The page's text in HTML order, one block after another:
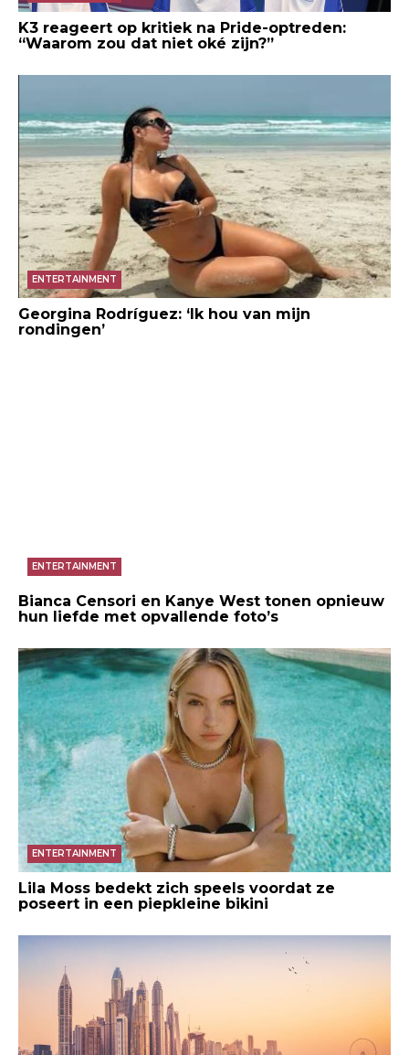
K3 reageert op kritiek na Pride-optreden:
“Waarom zou dat niet oké zijn?”
ENTERTAINMENT
Georgina Rodríguez: ‘Ik hou van mijn
rondingen’
ENTERTAINMENT
Bianca Censori en Kanye West tonen opnieuw
hun liefde met opvallende foto’s
ENTERTAINMENT
Lila Moss bedekt zich speels voordat ze
poseert in een piepkleine bikini